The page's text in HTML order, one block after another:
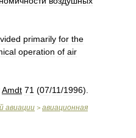
primarily for the
operation of air
Amdt 71 (07/11/1996).
авиации > авиационная